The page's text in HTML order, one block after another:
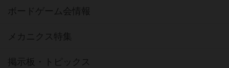
ボードゲーム会情報
メカニクス特集
掲示板・トピックス